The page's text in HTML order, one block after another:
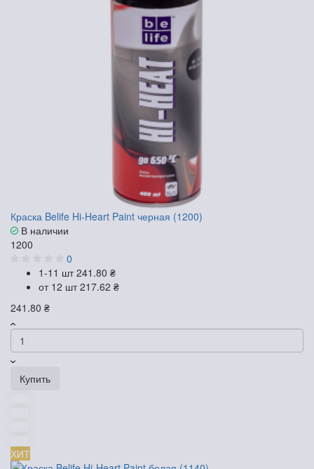
Краска Belife Hi-Heart Paint черная (1200)
В наличии
1200
0
1-11 шт241.80 ₴
от 12 шт217.62 ₴
241.80 ₴
Купить
ХИТ